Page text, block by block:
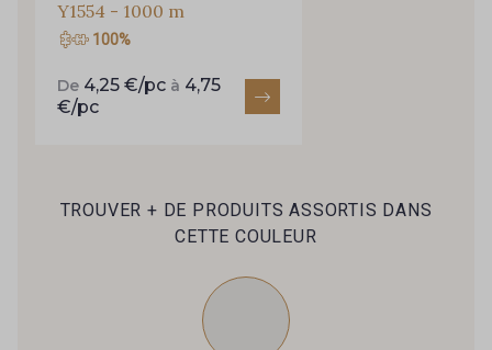
Y1554 - 1000 m
100%
De 4,25 €/pc à 4,75
€/pc
TROUVER + DE PRODUITS ASSORTIS DANS
CETTE COULEUR